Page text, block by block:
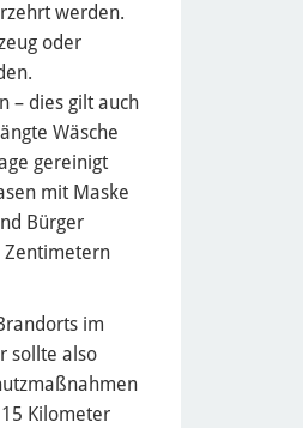
werden.
oder
– dies gilt auch
Wäsche
gereinigt
mit Maske
Bürger
Zentimetern
im
sollte also
Kilometer